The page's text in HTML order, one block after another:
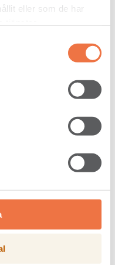
eller som de har